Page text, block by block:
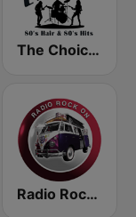
The Choice - 80's Hair & 80's Hits
Radio Rock On